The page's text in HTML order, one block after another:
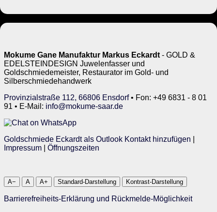
Mokume Gane Manufaktur Markus Eckardt - GOLD &
EDELSTEINDESIGN Juwelenfasser und
Goldschmiedemeister, Restaurator im Gold- und
Silberschmiedehandwerk
Provinzialstraße 112, 66806 Ensdorf• Fon: +49 6831 - 8 01
91 • E-Mail: info@mokume-saar.de
Goldschmiede Eckardt als Outlook Kontakt hinzufügen
Impressum
Öffnungszeiten
A− A A+ Standard-Darstellung Kontrast-Darstellung
Barrierefreiheits-Erklärung und Rückmelde-Möglichkeit